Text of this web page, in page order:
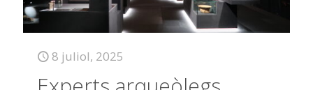
8 juliol, 2025